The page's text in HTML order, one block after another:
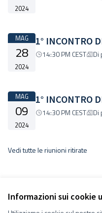
Informazioni sui cookie
2024
MAG
28
2024
1° INCONTRO
14:30 PM CEST Di
MAG
09
2024
1° INCONTRO
14:30 PM CEST Di
Vedi tutte le riunioni ritirate